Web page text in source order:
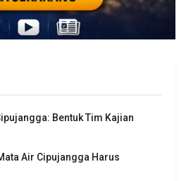
Bentuk Tim Kajian
Air Cipujangga Harus